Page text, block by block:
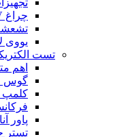
چراغ UV
یووی
تست
اهم
گوس
کلمپ
پاور
تستر